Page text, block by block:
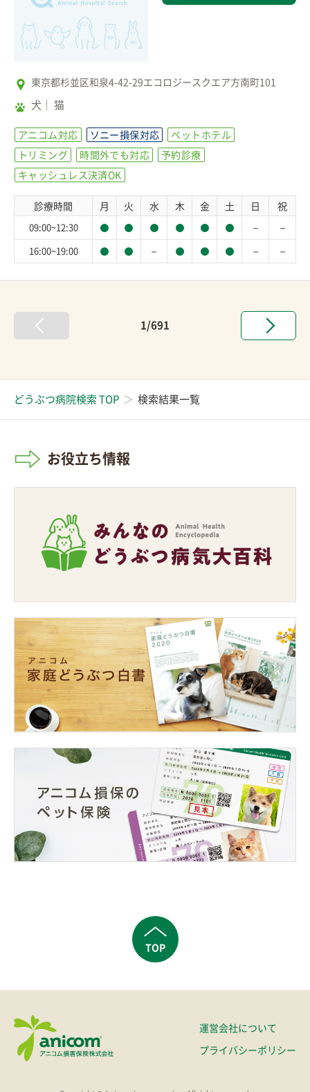
東京都杉並区和泉4-42-29エコロジースクエア方南町101
犬 猫
アニコム対応 ソニー損保対応
ペットホテル
トリミング
時間外でも対応
予約診療
キャッシュレス決済OK
診療時間 月 火 水 木 金 土 日 祝
09:00~12:30 － －
16:00~19:00 － － －
1/691
どうぶつ病院検索 TOP 検索結果一覧
お役立ち情報
TOP
運営会社について
プライバシーポリシー